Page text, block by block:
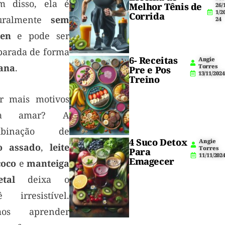
disso, ela é
sem
e pode ser
de forma
.
mais motivos
amar? A
de
assado,leite
emanteiga
deixa o
irresistível.
aprender
Melhor Tênis de
Corrida
26/
1/
24
6- Receitas
Pre e Pos
Treino
Angie
Torres
13/11/2024
4 Suco Detox
Para
Emagecer
Angie
Torres
11/11/2024